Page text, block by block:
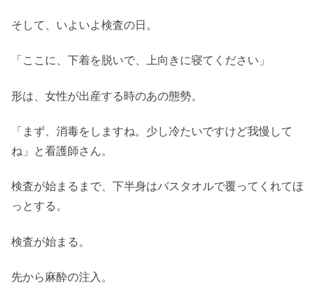
そして、いよいよ検査の日。
「ここに、下着を脱いで、上向きに寝てください」
形は、女性が出産する時のあの態勢。
「まず、消毒をしますね。少し冷たいですけど我慢して
ね」と看護師さん。
検査が始まるまで、下半身はバスタオルで覆ってくれてほ
っとする。
検査が始まる。
先から麻酔の注入。